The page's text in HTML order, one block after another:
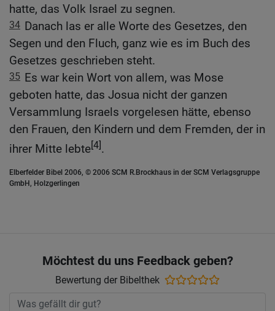
hatte, das Volk Israel zu segnen.
34 Danach las er alle Worte des Gesetzes, den
Segen und den Fluch, ganz wie es im Buch des
Gesetzes geschrieben steht.
35 Es war kein Wort von allem, was Mose
geboten hatte, das Josua nicht der ganzen
Versammlung Israels vorgelesen hätte, ebenso
den Frauen, den Kindern und dem Fremden, der in
ihrer Mitte lebte[4].
Elberfelder Bibel 2006, © 2006 SCM R.Brockhaus in der SCM Verlagsgruppe
GmbH, Holzgerlingen
Möchtest du uns Feedback geben?
Bewertung der Bibelthek